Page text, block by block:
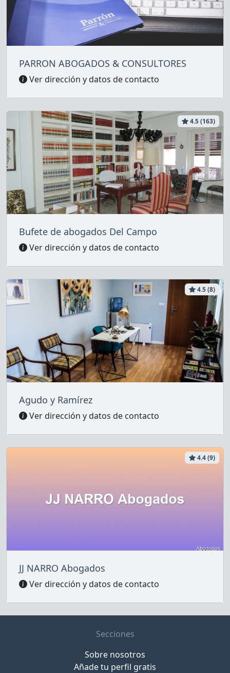
PARRON ABOGADOS & CONSULTORES
Ver dirección y datos de contacto
4.5 (163)
Bufete de abogados Del Campo
Ver dirección y datos de contacto
4.5 (8)
Agudo y Ramírez
Ver dirección y datos de contacto
4.4 (9)
JJ NARRO Abogados
Ver dirección y datos de contacto
Secciones
Sobre nosotros
Añade tu perfil gratis